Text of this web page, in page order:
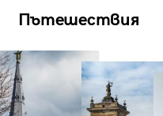
Пътешествия